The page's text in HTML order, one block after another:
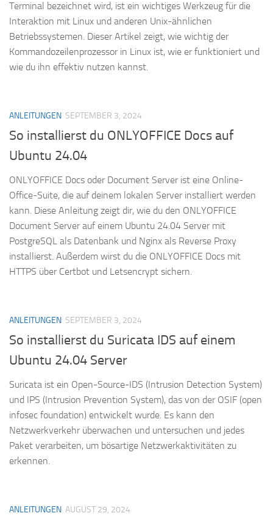
Terminal bezeichnet wird, ist ein wichtiges Werkzeug für die
Interaktion mit Linux und anderen Unix-ähnlichen
Betriebssystemen. Dieser Artikel zeigt, wie wichtig der
Kommandozeilenprozessor in Linux ist, wie er funktioniert und
wie du ihn effektiv nutzen kannst.
ANLEITUNGEN SEPTEMBER 3, 2024
So installierst du ONLYOFFICE Docs auf
Ubuntu 24.04
ONLYOFFICE Docs oder Document Server ist eine Online-
Office-Suite, die auf deinem lokalen Server installiert werden
kann. Diese Anleitung zeigt dir, wie du den ONLYOFFICE
Document Server auf einem Ubuntu 24.04 Server mit
PostgreSQL als Datenbank und Nginx als Reverse Proxy
installierst. Außerdem wirst du die ONLYOFFICE Docs mit
HTTPS über Certbot und Letsencrypt sichern.
ANLEITUNGEN SEPTEMBER 3, 2024
So installierst du Suricata IDS auf einem
Ubuntu 24.04 Server
Suricata ist ein Open-Source-IDS (Intrusion Detection System)
und IPS (Intrusion Prevention System), das von der OSIF (open
infosec foundation) entwickelt wurde. Es kann den
Netzwerkverkehr überwachen und untersuchen und jedes
Paket verarbeiten, um bösartige Netzwerkaktivitäten zu
erkennen.
ANLEITUNGEN AUGUST 29, 2024